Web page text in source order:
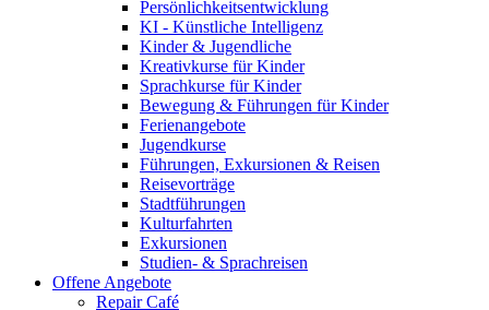
Persönlichkeitsentwicklung
KI - Künstliche Intelligenz
Kinder & Jugendliche
Kreativkurse für Kinder
Sprachkurse für Kinder
Bewegung & Führungen für Kinder
Ferienangebote
Jugendkurse
Führungen, Exkursionen & Reisen
Reisevorträge
Stadtführungen
Kulturfahrten
Exkursionen
Studien- & Sprachreisen
Offene Angebote
Repair Café